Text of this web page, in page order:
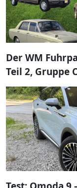
Der WM
Teil 2, Gruppe